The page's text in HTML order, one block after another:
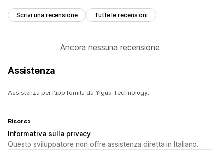
Scrivi una recensione Tutte le recensioni
Ancora nessuna recensione
Assistenza
Assistenza per l’app fornita da Yiguo Technology.
Risorse
Informativa sulla privacy
Questo sviluppatore non offre assistenza diretta in Italiano.